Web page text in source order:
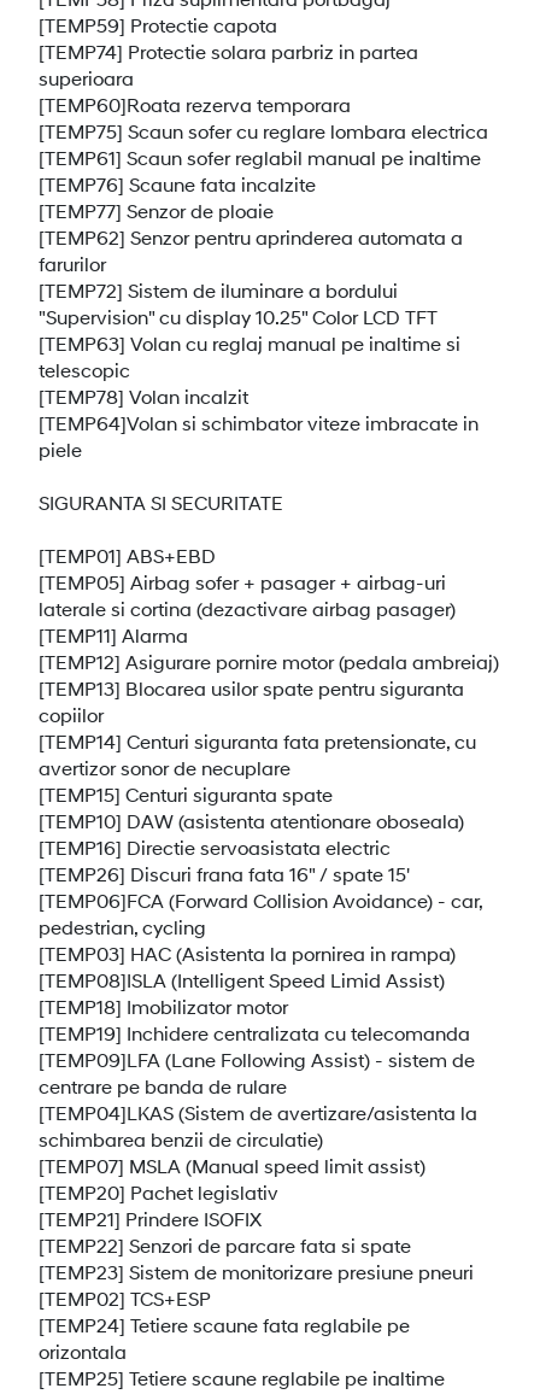
[TEMP59] Protectie capota
[TEMP74] Protectie solara parbriz in partea
superioara
[TEMP60]Roata rezerva temporara
[TEMP75] Scaun sofer cu reglare lombara electrica
[TEMP61] Scaun sofer reglabil manual pe inaltime
[TEMP76] Scaune fata incalzite
[TEMP77] Senzor de ploaie
[TEMP62] Senzor pentru aprinderea automata a
farurilor
[TEMP72] Sistem de iluminare a bordului
"Supervision" cu display 10.25" Color LCD TFT
[TEMP63] Volan cu reglaj manual pe inaltime si
telescopic
[TEMP78] Volan incalzit
[TEMP64]Volan si schimbator viteze imbracate in
piele
SIGURANTA SI SECURITATE
[TEMP01] ABS+EBD
[TEMP05] Airbag sofer + pasager + airbag-uri
laterale si cortina (dezactivare airbag pasager)
[TEMP11] Alarma
[TEMP12] Asigurare pornire motor (pedala ambreiaj)
[TEMP13] Blocarea usilor spate pentru siguranta
copiilor
[TEMP14] Centuri siguranta fata pretensionate, cu
avertizor sonor de necuplare
[TEMP15] Centuri siguranta spate
[TEMP10] DAW (asistenta atentionare oboseala)
[TEMP16] Directie servoasistata electric
[TEMP26] Discuri frana fata 16" / spate 15'
[TEMP06]FCA (Forward Collision Avoidance) - car,
pedestrian, cycling
[TEMP03] HAC (Asistenta la pornirea in rampa)
[TEMP08]ISLA (Intelligent Speed Limid Assist)
[TEMP18] Imobilizator motor
[TEMP19] Inchidere centralizata cu telecomanda
[TEMP09]LFA (Lane Following Assist) - sistem de
centrare pe banda de rulare
[TEMP04]LKAS (Sistem de avertizare/asistenta la
schimbarea benzii de circulatie)
[TEMP07] MSLA (Manual speed limit assist)
[TEMP20] Pachet legislativ
[TEMP21] Prindere ISOFIX
[TEMP22] Senzori de parcare fata si spate
[TEMP23] Sistem de monitorizare presiune pneuri
[TEMP02] TCS+ESP
[TEMP24] Tetiere scaune fata reglabile pe
orizontala
[TEMP25] Tetiere scaune reglabile pe inaltime